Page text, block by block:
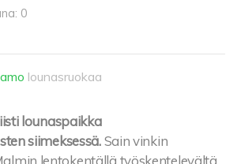
0
lounasruokaa
lounaspaikka
siimeksessä.Sain vinkin